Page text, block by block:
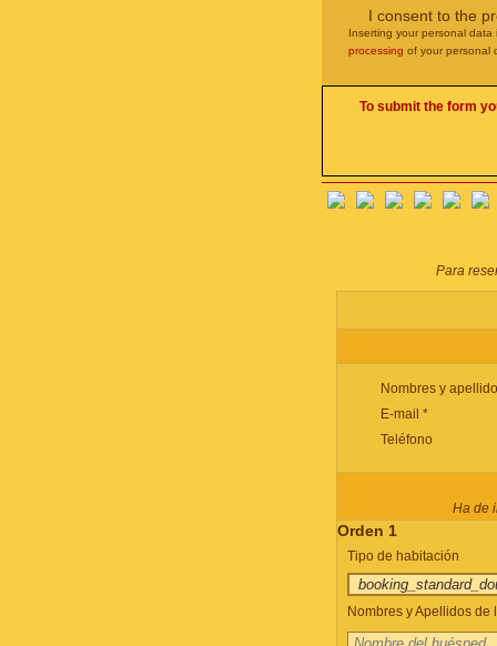
I consent to the
Inserting your personal
processing of your personal
To submit the form
Para
Nombres y
E-mail *
Teléfono
Ha de
Orden 1
Tipo de habitación
Nombres y Apellidos